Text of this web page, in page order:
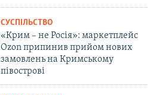
СУСПІЛЬСТВО
«Крим – не Росія»: маркетплейс
Ozon припинив прийом нових
замовлень на Кримському
півострові